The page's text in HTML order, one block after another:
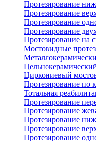
Протезирование
Протезирование
Протезирование
Протезирование
Протезирование на
Мостовидные
Циркониевый
Протезирование по
Тотальная
Протезирование
Протезирование
Протезирование
Протезирование
Протезирование